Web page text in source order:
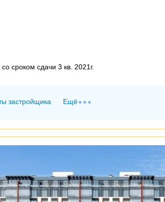
со сроком сдачи 3 кв. 2021г.
застройщика Ещё